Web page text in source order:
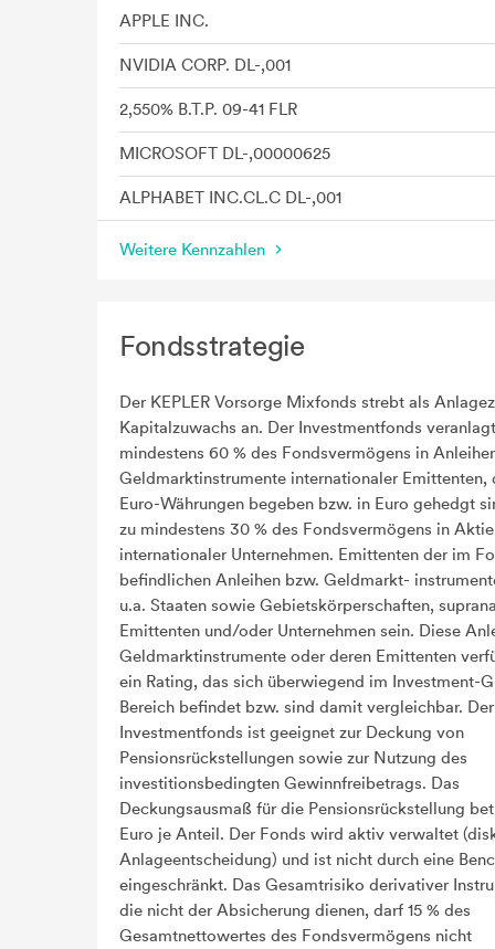
APPLE INC.
NVIDIA CORP. DL-,001
2,550% B.T.P. 09-41 FLR
MICROSOFT DL-,00000625
ALPHABET INC.CL.C DL-,001
Weitere Kennzahlen
Fondsstrategie
Der KEPLER Vorsorge Mixfonds strebt als
Kapitalzuwachs an. Der Investmentfonds
mindestens 60 % des Fondsvermögens in
Geldmarktinstrumente internationaler Emittenten,
Euro-Währungen begeben bzw. in Euro gehedgt
zu mindestens 30 % des Fondsvermögens in
internationaler Unternehmen. Emittenten der im
befindlichen Anleihen bzw. Geldmarkt-
u.a. Staaten sowie Gebietskörperschaften,
Emittenten und/oder Unternehmen sein. Diese
Geldmarktinstrumente oder deren Emittenten
ein Rating, das sich überwiegend im Investment-
Bereich befindet bzw. sind damit vergleichbar. Der
Investmentfonds ist geeignet zur Deckung von
Pensionsrückstellungen sowie zur Nutzung des
investitionsbedingten Gewinnfreibetrags. Das
Deckungsausmaß für die Pensionsrückstellung
Euro je Anteil. Der Fonds wird aktiv verwaltet
Anlageentscheidung) und ist nicht durch eine
eingeschränkt. Das Gesamtrisiko derivativer
die nicht der Absicherung dienen, darf 15 % des
Gesamtnettowertes des Fondsvermögens nicht